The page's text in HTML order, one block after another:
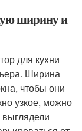
ширину и
для кухни
Ширина
чтобы они
узкое, можно